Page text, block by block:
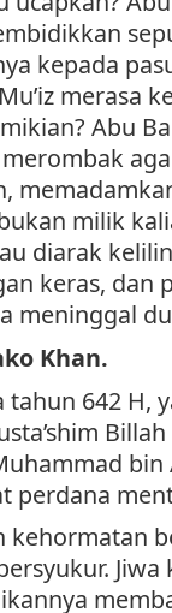
kepada
merasa
Abu
milik
diarak
keras, dan
meninggal
Khan.
tahun 642 H,
bin
perdana
kehormatan